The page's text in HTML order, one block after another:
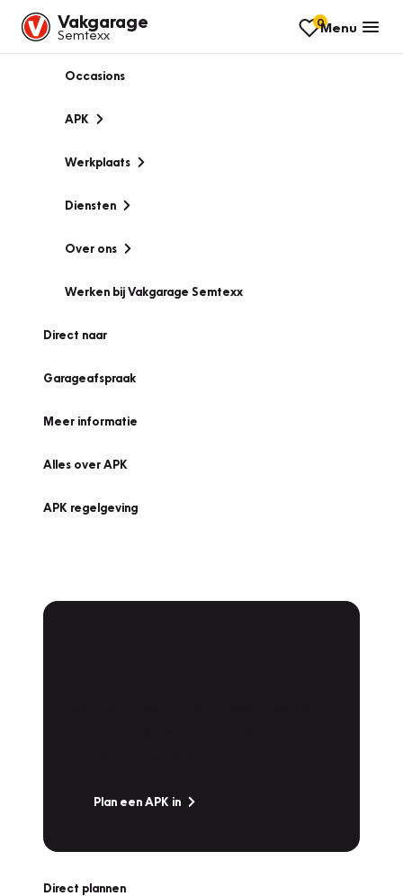
Vakgarage
Semtexx
0Menu
Occasions
APK
Werkplaats
Diensten
Over ons
Werken bij Vakgarage Semtexx
Direct naar
Garageafspraak
Meer informatie
Alles over APK
APK regelgeving
Plan een APK in
Direct plannen